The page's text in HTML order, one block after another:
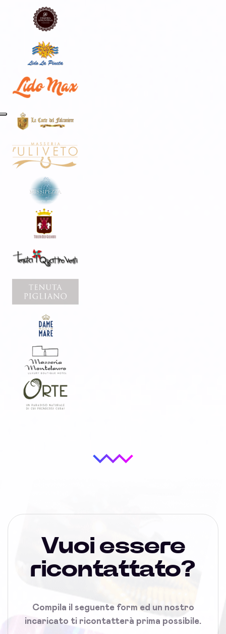
Vuoi essere
ricontattato?
Compila il seguente form ed un nostro
incaricato ti ricontatterà prima possibile.